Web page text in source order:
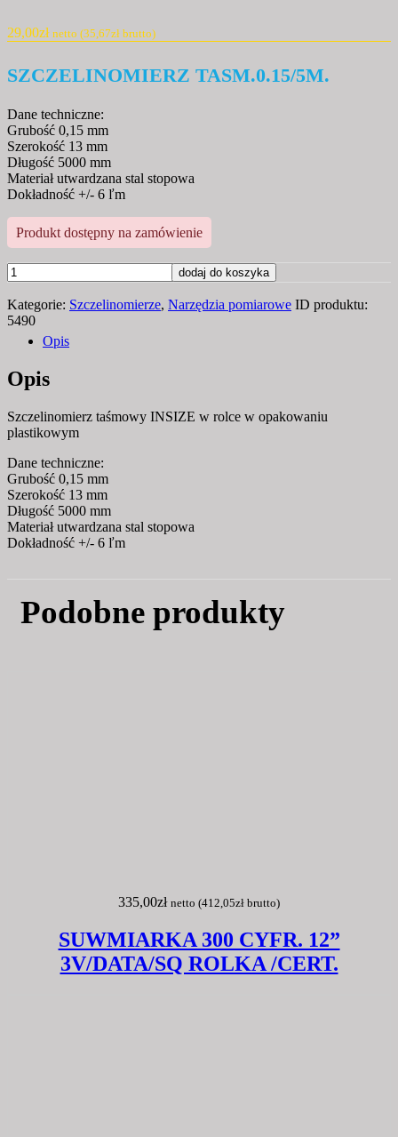
29,00zł netto (35,67zł brutto)
SZCZELINOMIERZ TASM.0.15/5M.
Dane techniczne:
Grubość 0,15 mm
Szerokość 13 mm
Długość 5000 mm
Materiał utwardzana stal stopowa
Dokładność +/- 6 ľm
Produkt dostępny na zamówienie
ilość
TASM.0.15/5M.
dodaj do koszyka
Kategorie: Szczelinomierze, Narzędzia pomiarowe ID produktu:
5490
Opis
Opis
Szczelinomierz taśmowy INSIZE w rolce w opakowaniu
plastikowym
Dane techniczne:
Grubość 0,15 mm
Szerokość 13 mm
Długość 5000 mm
Materiał utwardzana stal stopowa
Dokładność +/- 6 ľm
Podobne produkty
335,00zł netto (412,05zł brutto)
SUWMIARKA 300 CYFR. 12”
3V/DATA/SQ ROLKA /CERT.